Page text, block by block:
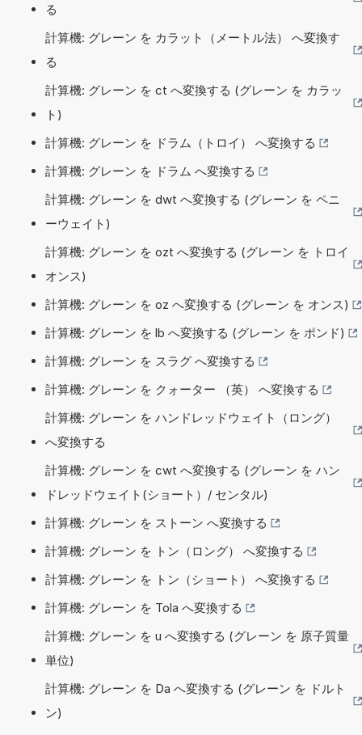
る
計算機: グレーン を カラット（メートル法） へ変換す
る
計算機: グレーン を ct へ変換する (グレーン を カラッ
ト)
計算機: グレーン を ドラム（トロイ） へ変換する
計算機: グレーン を ドラム へ変換する
計算機: グレーン を dwt へ変換する (グレーン を ペニ
ーウェイト)
計算機: グレーン を ozt へ変換する (グレーン を トロイ
オンス)
計算機: グレーン を oz へ変換する (グレーン を オンス)
計算機: グレーン を lb へ変換する (グレーン を ポンド)
計算機: グレーン を スラグ へ変換する
計算機: グレーン を クォーター （英） へ変換する
計算機: グレーン を ハンドレッドウェイト（ロング）
へ変換する
計算機: グレーン を cwt へ変換する (グレーン を ハン
ドレッドウェイト(ショート）/ センタル)
計算機: グレーン を ストーン へ変換する
計算機: グレーン を トン（ロング） へ変換する
計算機: グレーン を トン（ショート） へ変換する
計算機: グレーン を Tola へ変換する
計算機: グレーン を u へ変換する (グレーン を 原子質量
単位)
計算機: グレーン を Da へ変換する (グレーン を ドルト
ン)